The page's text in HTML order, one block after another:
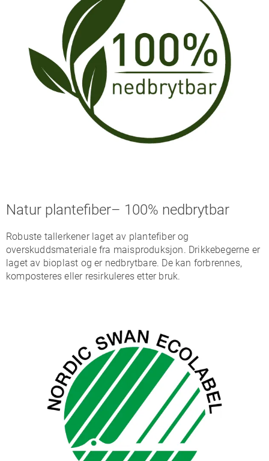
Natur plantefiber– 100% nedbrytbar
Robuste tallerkener laget av plantefiber og
overskuddsmateriale fra maisproduksjon. Drikkebegerne er
laget av bioplast og er nedbrytbare. De kan forbrennes,
komposteres eller resirkuleres etter bruk.